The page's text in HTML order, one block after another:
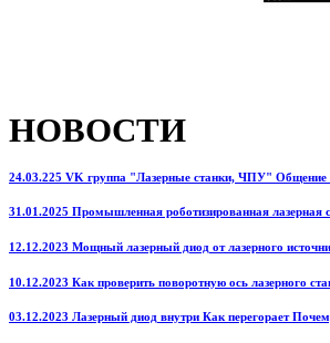
НОВОСТИ
24.03.225 VK группа "Лазерные станки, ЧПУ" Общение
31.01.2025 Промышленная роботизированная лазерная
12.12.2023 Мощный лазерный диод от лазерного
10.12.2023 Как проверить поворотную ось лазерного
03.12.2023 Лазерный диод внутри Как перегорает